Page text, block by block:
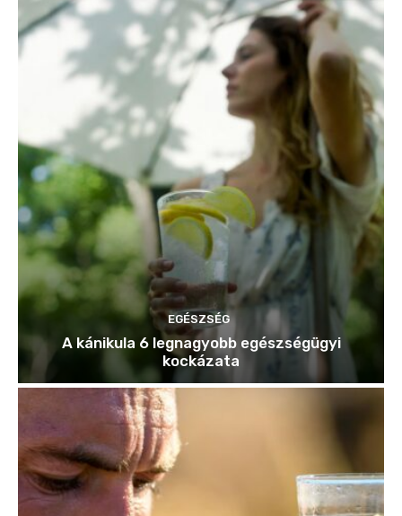
EGÉSZSÉG
A kánikula 6 legnagyobb egészségügyi
kockázata